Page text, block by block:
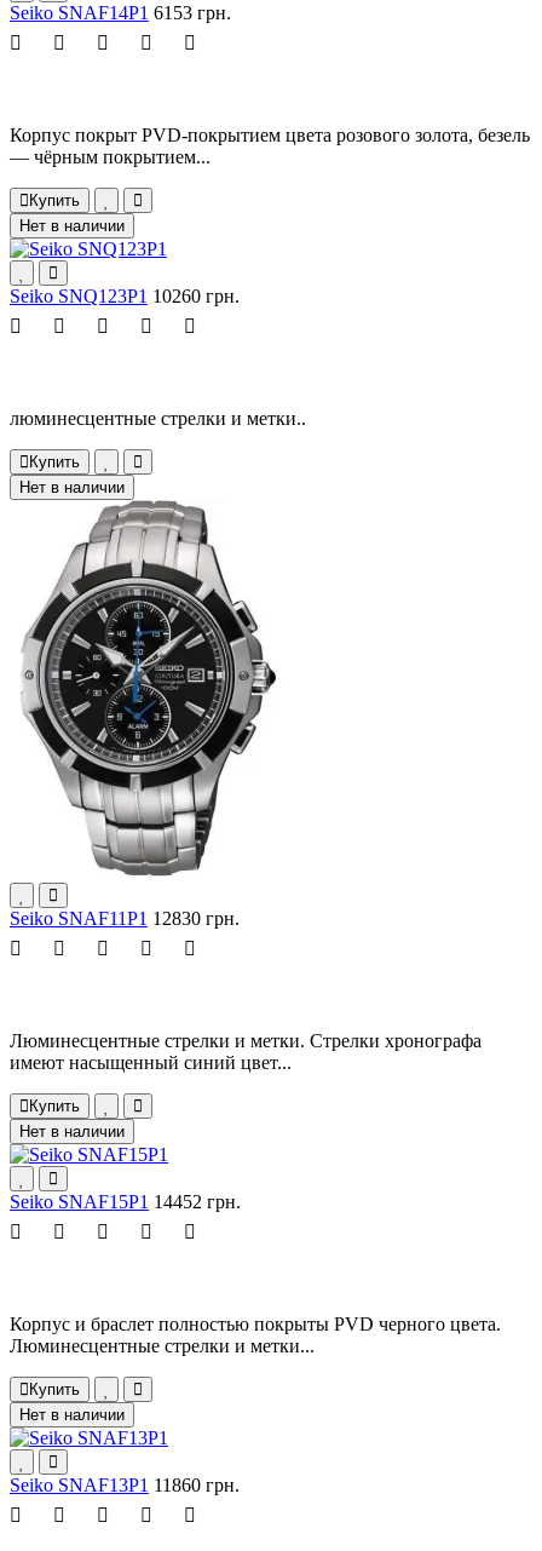
Seiko SNAF14P1 6153 грн.
Корпус покрыт PVD-покрытием цвета розового золота, безель
— чёрным покрытием...
Купить
Нет в наличии
Seiko SNQ123P1 10260 грн.
люминесцентные стрелки и метки..
Купить
Нет в наличии
Seiko SNAF11P1 12830 грн.
Люминесцентные стрелки и метки. Стрелки хронографа
имеют насыщенный синий цвет...
Купить
Нет в наличии
Seiko SNAF15P1 14452 грн.
Корпус и браслет полностью покрыты PVD черного цвета.
Люминесцентные стрелки и метки...
Купить
Нет в наличии
Seiko SNAF13P1 11860 грн.